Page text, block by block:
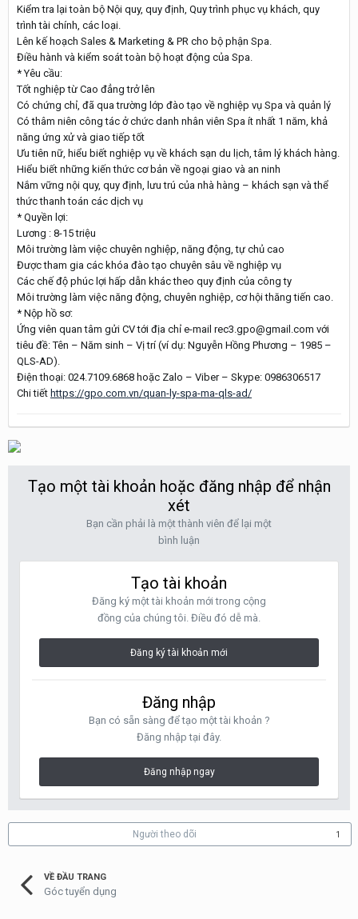
Kiểm tra lại toàn bộ Nội quy, quy định, Quy trình phục vụ khách, quy
trình tài chính, các loại.
Lên kế hoạch Sales & Marketing & PR cho bộ phận Spa.
Điều hành và kiểm soát toàn bộ hoạt động của Spa.
* Yêu cầu:
Tốt nghiệp từ Cao đẳng trở lên
Có chứng chỉ, đã qua trường lớp đào tạo về nghiệp vụ Spa và quản lý
Có thâm niên công tác ở chức danh nhân viên Spa ít nhất 1 năm, khả
năng ứng xử và giao tiếp tốt
Ưu tiên nữ, hiểu biết nghiệp vụ về khách sạn du lịch, tâm lý khách hàng.
Hiểu biết những kiến thức cơ bản về ngoại giao và an ninh
Nắm vững nội quy, quy định, lưu trú của nhà hàng – khách sạn và thể
thức thanh toán các dịch vụ
* Quyền lợi:
Lương : 8-15 triệu
Môi trường làm việc chuyên nghiệp, năng động, tự chủ cao
Được tham gia các khóa đào tạo chuyên sâu về nghiệp vụ
Các chế độ phúc lợi hấp dẫn khác theo quy định của công ty
Môi trường làm việc năng động, chuyên nghiệp, cơ hội thăng tiến cao.
* Nộp hồ sơ:
Ứng viên quan tâm gửi CV tới địa chỉ e-mail rec3.gpo@gmail.com với
tiêu đề: Tên – Năm sinh – Vị trí (ví dụ: Nguyễn Hồng Phương – 1985 –
QLS-AD).
Điện thoại: 024.7109.6868 hoặc Zalo – Viber – Skype: 0986306517
Chi tiết https://gpo.com.vn/quan-ly-spa-ma-qls-ad/
Tạo một tài khoản hoặc đăng nhập để nhận
xét
Bạn cần phải là một thành viên để lại một
bình luận
Tạo tài khoản
Đăng ký một tài khoản mới trong cộng
đồng của chúng tôi. Điều đó dễ mà.
Đăng ký tài khoản mới
Đăng nhập
Bạn có sẵn sàng để tạo một tài khoản ?
Đăng nhập tại đây.
Đăng nhập ngay
Người theo dõi 1
VỀ ĐẦU TRANG
Góc tuyển dụng